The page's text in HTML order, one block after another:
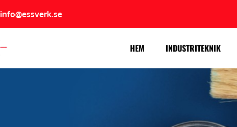
info@essverk.se
HEM INDUSTRITEKNIK